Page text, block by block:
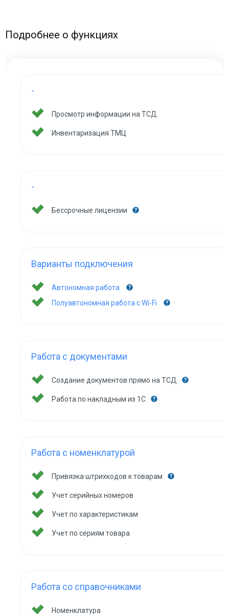
Подробнее о функциях
-
Просмотр информации на ТСД
Инвентаризация ТМЦ
-
Бессрочные лицензии
Варианты подключения
Автономная работа
Полуавтономная работа с Wi-Fi
Работа с документами
Создание документов прямо на ТСД
Работа по накладным из 1С
Работа с номенклатурой
Привязка штрихкодов к товарам
Учет серийных номеров
Учет по характеристикам
Учет по сериям товара
Работа со справочниками
Номенклатура